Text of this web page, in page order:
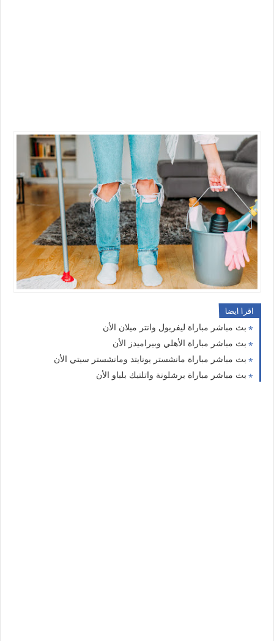
اقرا ايضا
بث مباشر مباراة ليفربول وانتر ميلان الأن
بث مباشر مباراة الأهلي وبيراميدز الأن
بث مباشر مباراة مانشستر يونايتد ومانشستر سيتي الأن
بث مباشر مباراة برشلونة واتلتيك بلباو الأن